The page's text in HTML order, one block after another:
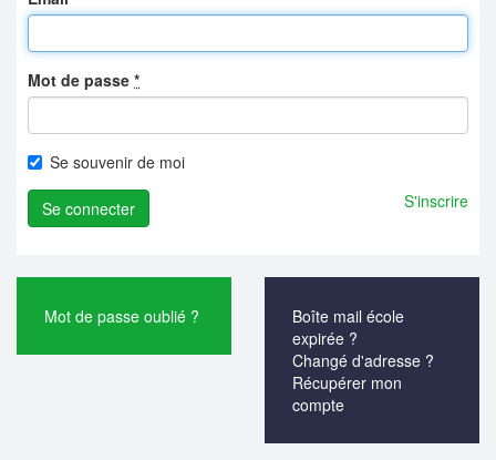
Mot de passe *
Se souvenir de moi
S'inscrire
Mot de passe oublié ?
Boîte mail école
expirée ?
Changé d'adresse ?
Récupérer mon
compte